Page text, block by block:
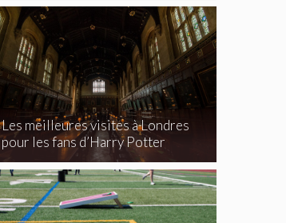
Les meilleures visites à Londres
pour les fans d’Harry Potter